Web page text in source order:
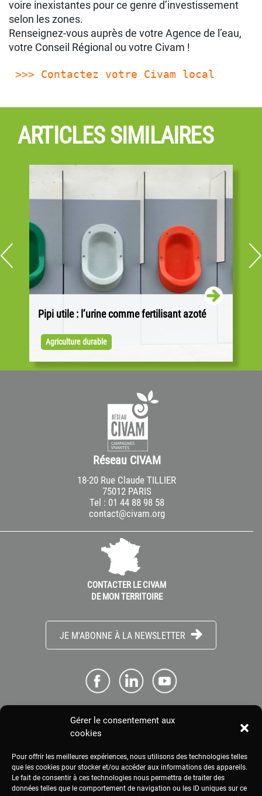
Gérer le consentement aux
cookies
Pour offrir les meilleures expériences, nous utilisons des technologies telles
que les cookies pour stocker et/ou accéder aux informations des appareils.
Le fait de consentir à ces technologies nous permettra de traiter des
données telles que le comportement de navigation ou les ID uniques sur ce
voire inexistantes pour ce genre d’investissement
selon les zones.
Renseignez-vous auprès de votre Agence de l’eau,
votre Conseil Régional ou votre Civam !
>>> Contactez votre Civam local
ARTICLES SIMILAIRES
Pipi utile : l’urine comme fertilisant azoté
engrais. Parti d’une simple rénovation de
toilettes, le projet « EKOPI » fédère
aujourd’hui...
Agriculture durable
Réseau CIVAM
18-20 Rue Claude TILLIER
75012 PARIS
Tel : 01 44 88 98 58
contact@civam.org
CONTACTER LE CIVAM
DE MON TERRITOIRE
JE M'ABONNE À LA NEWSLETTER
ME CONNECTER
ESPACE PRESSE